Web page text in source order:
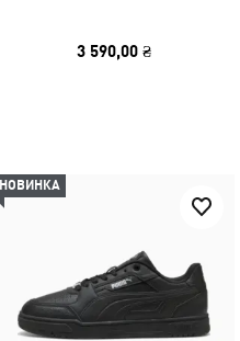
3 590,00 ₴
НОВИНКА